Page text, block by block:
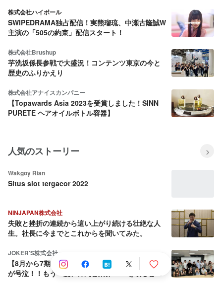
株式会社ハイボール
SWIPEDRAMA独占配信！実熊瑠琉、中瀬古隆誠W
主演の「505の約束」配信スタート！
株式会社Brushup
芋洗坂係長参戦で大盛況！コンテンツ東京の今と
歴史のふりかえり
株式会社アナイスカンパニー
【Topawards Asia 2023を受賞しました！SINN
PURETE ヘアオイルボトル容器】
人気のストーリー
Wakgoy Rian
Situs slot tergacor 2022
NINJAPAN株式会社
失敗と挫折の連続から這い上がり続ける壮絶な人
生。社長に今までとこれからを聞いてみた。
JOKER'S株式会社
【8月から7期目へ】会社を売却しようとした社長
が号泣！！もう一度、仲間と業界No.1を取ると決